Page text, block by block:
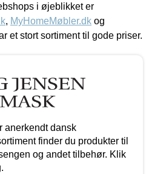
i øjeblikket er
, MyHomeMøbler.dk og
et stort sortiment til gode priser.
anerkendt dansk
finder du produkter til
og andet tilbehør. Klik